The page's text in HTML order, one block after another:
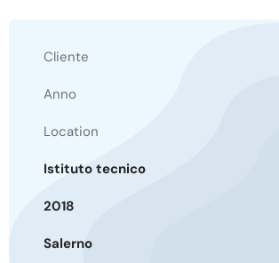
Cliente
Anno
Location
Istituto tecnico
2018
Salerno